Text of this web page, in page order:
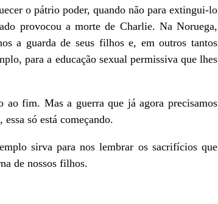
o pátrio poder, quando não para extingui-lo
provocou a morte de Charlie. Na Noruega,
a guarda de seus filhos e, em outros tantos
para a educação sexual permissiva que lhes
ao fim. Mas a guerra que já agora precisamos
só está começando.
sirva para nos lembrar os sacrifícios que
de nossos filhos.